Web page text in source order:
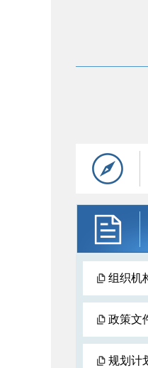
组织机
政策文
规划计